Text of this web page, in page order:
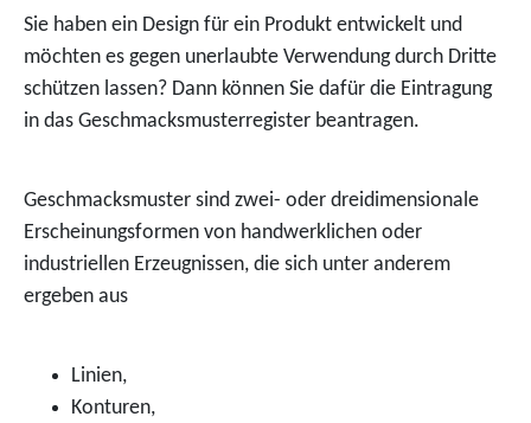
Sie haben ein Design für ein Produkt entwickelt und
möchten es gegen unerlaubte Verwendung durch Dritte
schützen lassen? Dann können Sie dafür die Eintragung
in das Geschmacksmusterregister beantragen.
Geschmacksmuster sind zwei- oder dreidimensionale
Erscheinungsformen von handwerklichen oder
industriellen Erzeugnissen, die sich unter anderem
ergeben aus
Linien,
Konturen,